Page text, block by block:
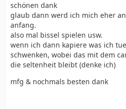
schönen dank
glaub dann werd ich mich eher
anfang.
also mal bissel spielen usw.
wenn ich dann kapiere was ich
schwenken, wobei das mit dem
die seltenheit bleibt (denke ich)
mfg & nochmals besten dank